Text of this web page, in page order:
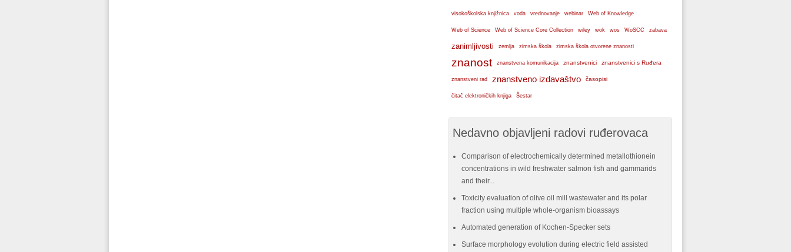
visokoškolska knjižnica voda vrednovanje webinar Web of Knowledge
Web of Science Web of Science Core Collection wiley wok wos WoSCC zabava
zanimljivosti zemlja zimska škola zimska škola otvorene znanosti
znanost znanstvena komunikacija znanstvenici znanstvenici s Ruđera
znanstveni rad znanstveno izdavaštvo časopisi
čitač elektroničkih knjiga Šestar
Nedavno objavljeni radovi ruđerovaca
Comparison of electrochemically determined metallothionein
concentrations in wild freshwater salmon fish and gammarids
and their...
Toxicity evaluation of olive oil mill wastewater and its polar
fraction using multiple whole-organism bioassays
Automated generation of Kochen-Specker sets
Surface morphology evolution during electric field assisted